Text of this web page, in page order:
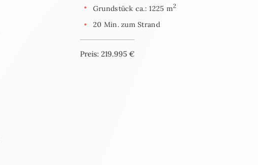
Grundstück ca.: 1225 m2
20 Min. zum Strand
Preis: 219.995 €